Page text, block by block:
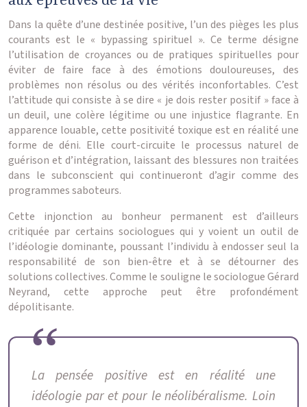
Dans la quête d’une destinée positive, l’un des pièges les plus
courants est le « bypassing spirituel ». Ce terme désigne
l’utilisation de croyances ou de pratiques spirituelles pour
éviter de faire face à des émotions douloureuses, des
problèmes non résolus ou des vérités inconfortables. C’est
l’attitude qui consiste à se dire « je dois rester positif » face à
un deuil, une colère légitime ou une injustice flagrante. En
apparence louable, cette positivité toxique est en réalité une
forme de déni. Elle court-circuite le processus naturel de
guérison et d’intégration, laissant des blessures non traitées
dans le subconscient qui continueront d’agir comme des
programmes saboteurs.
Cette injonction au bonheur permanent est d’ailleurs
critiquée par certains sociologues qui y voient un outil de
l’idéologie dominante, poussant l’individu à endosser seul la
responsabilité de son bien-être et à se détourner des
solutions collectives. Comme le souligne le sociologue Gérard
Neyrand, cette approche peut être profondément
dépolitisante.
La pensée positive est en réalité une
idéologie par et pour le néolibéralisme. Loin